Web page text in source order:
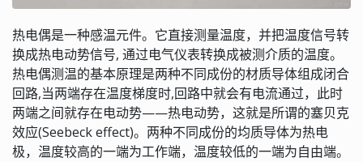
热电偶是一种感温元件。它直接测量温度，并把温度信号转
换成热电动势信号, 通过电气仪表转换成被测介质的温度。
热电偶测温的基本原理是两种不同成份的材质导体组成闭合
回路,当两端存在温度梯度时,回路中就会有电流通过，此时
两端之间就存在电动势——热电动势，这就是所谓的塞贝克
效应(Seebeck effect)。两种不同成份的均质导体为热电
极，温度较高的一端为工作端，温度较低的一端为自由端。